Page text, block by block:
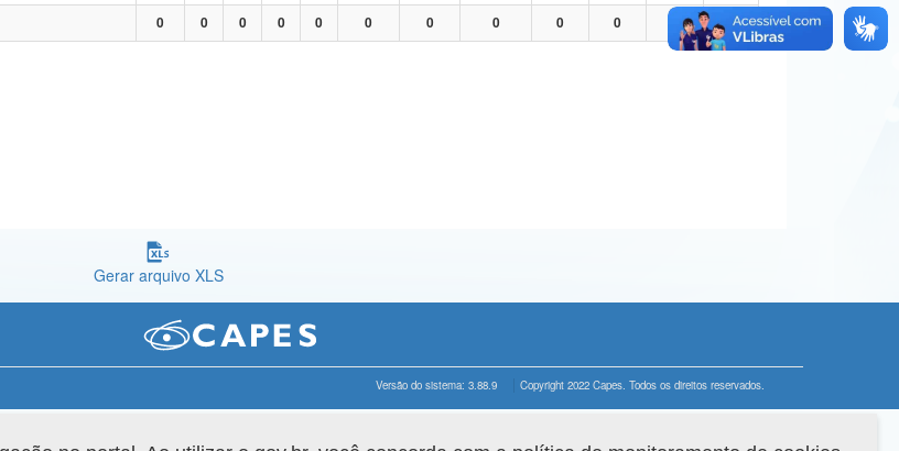
0 0 0 0 0 0 0 0 0 0 0
Gerar arquivo XLS
Versão do sistema: 3.88.9 Copyright 2022 Capes. Todos os direitos reservados.